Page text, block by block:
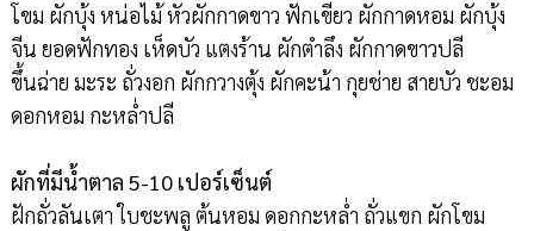
โขม ผักบุ้ง หน่อไม้ หัวผักกาดขาว ฟักเขียว ผักกาดหอม ผักบุ้ง
จีน ยอดฟักทอง เห็ดบัว แตงร้าน ผักตำลึง ผักกาดขาวปลี
ขึ้นฉ่าย มะระ ถั่วงอก ผักกวางตุ้ง ผักคะน้า กุยช่าย สายบัว ชะอม
ดอกหอม กะหล่ำปลี
ผักที่มีน้ำตาล 5-10 เปอร์เซ็นต์
ฝักถั่วลันเตา ใบชะพลู ต้นหอม ดอกกะหล่ำ ถั่วแขก ผักโขม